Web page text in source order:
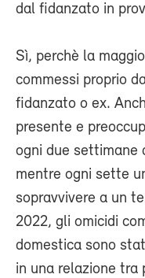
dal fidanzato in
Sì, perchè la
commessi proprio
fidanzato o ex.
presente e
ogni due settimane
mentre ogni sette
sopravvivere a un
2022, gli omicidi
domestica sono
in una relazione tra